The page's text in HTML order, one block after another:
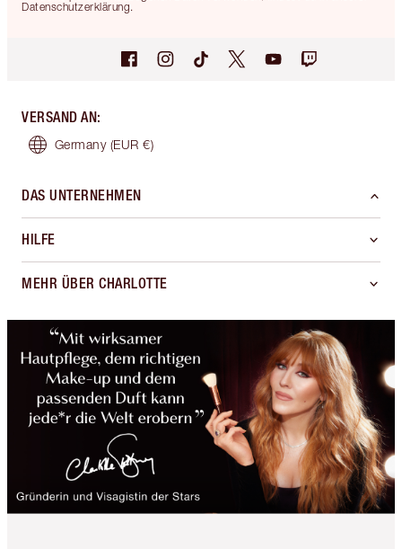
Datenschutzerklärung.
VERSAND AN:
Germany (EUR €)
DAS UNTERNEHMEN
HILFE
MEHR ÜBER CHARLOTTE